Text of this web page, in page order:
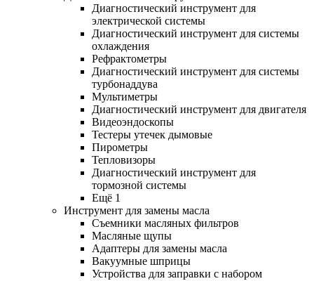
Диагностический инструмент для
электрической системы
Диагностический инструмент для системы
охлаждения
Рефрактометры
Диагностический инструмент для системы
турбонаддува
Мультиметры
Диагностический инструмент для двигателя
Видеоэндоскопы
Тестеры утечек дымовые
Пирометры
Тепловизоры
Диагностический инструмент для
тормозной системы
Ещё 1
Инструмент для замены масла
Съемники масляных фильтров
Масляные щупы
Адаптеры для замены масла
Вакуумные шприцы
Устройства для заправки с набором